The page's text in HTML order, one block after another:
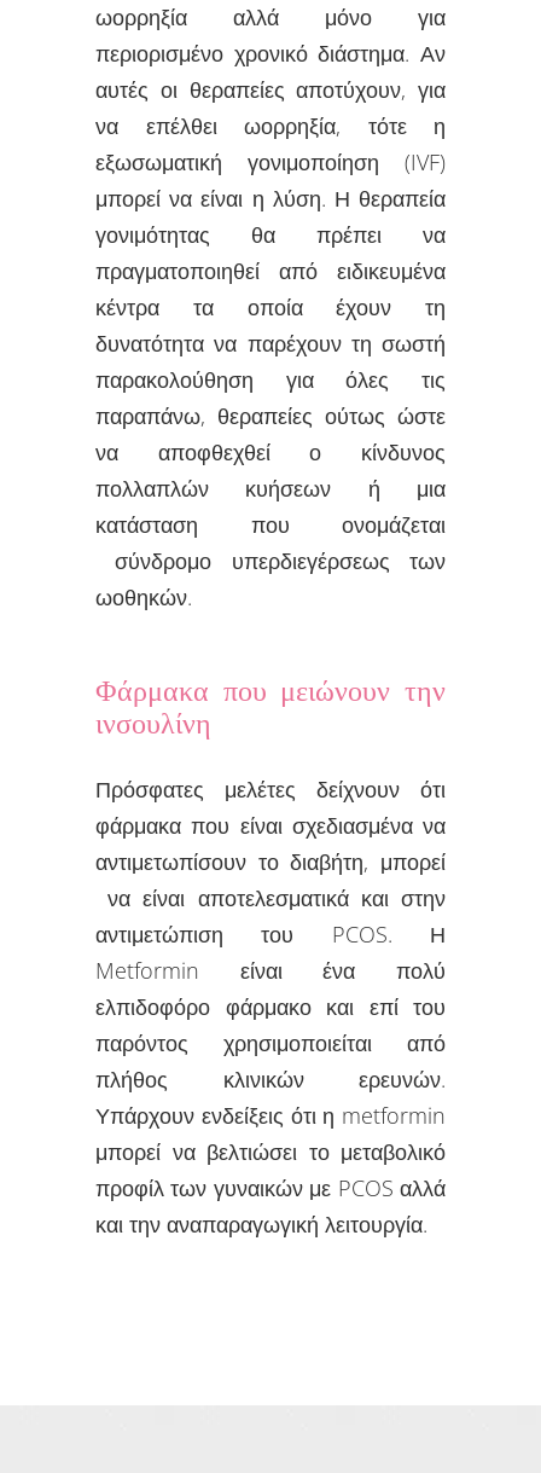
ωορρηξία αλλά μόνο για
περιορισμένο χρονικό διάστημα. Αν
αυτές οι θεραπείες αποτύχουν, για
να επέλθει ωορρηξία, τότε η
εξωσωματική γονιμοποίηση (IVF)
μπορεί να είναι η λύση. Η θεραπεία
γονιμότητας θα πρέπει να
πραγματοποιηθεί από ειδικευμένα
κέντρα τα οποία έχουν τη
δυνατότητα να παρέχουν τη σωστή
παρακολούθηση για όλες τις
παραπάνω, θεραπείες ούτως ώστε
να αποφθεχθεί ο κίνδυνος
πολλαπλών κυήσεων ή μια
κατάσταση που ονομάζεται
σύνδρομο υπερδιεγέρσεως των
ωοθηκών.
Φάρμακα που μειώνουν την
ινσουλίνη
Πρόσφατες μελέτες δείχνουν ότι
φάρμακα που είναι σχεδιασμένα να
αντιμετωπίσουν το διαβήτη, μπορεί
να είναι αποτελεσματικά και στην
αντιμετώπιση του PCOS. Η
Metformin είναι ένα πολύ
ελπιδοφόρο φάρμακο και επί του
παρόντος χρησιμοποιείται από
πλήθος κλινικών ερευνών.
Υπάρχουν ενδείξεις ότι η metformin
μπορεί να βελτιώσει το μεταβολικό
προφίλ των γυναικών με PCOS αλλά
και την αναπαραγωγική λειτουργία.